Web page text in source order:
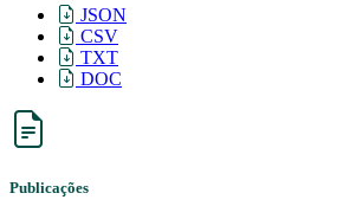
JSON
CSV
TXT
DOC
Publicações